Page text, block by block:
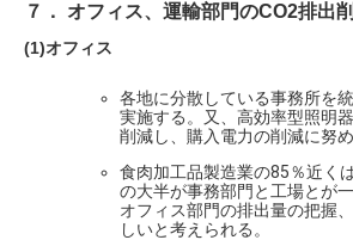
７． オフィス、運輸部門のCO2排出
(1)オフィス
各地に分散している事務所を
実施する。又、高効率型照明
削減し、購入電力の削減に努め
食肉加工品製造業の85％近く
の大半が事務部門と工場とが
オフィス部門の排出量の把握
しいと考えられる。